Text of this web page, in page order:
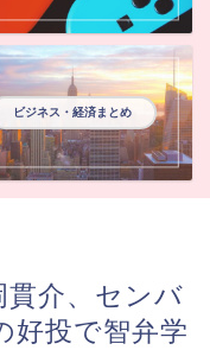
ビジネス・経済まとめ
貫介、センバ
好投で智弁学